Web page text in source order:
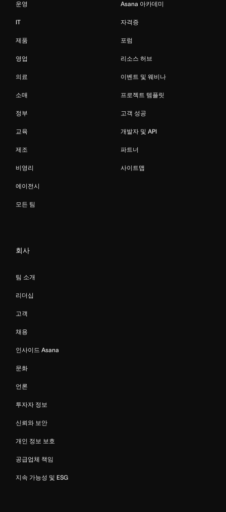
운영
IT
제품
영업
의료
소매
정부
교육
제조
비영리
에이전시
모든 팀
Asana 아카데미
자격증
포럼
리소스 허브
이벤트 및 웨비나
프로젝트 템플릿
고객 성공
개발자 및 API
파트너
사이트맵
회사
팀 소개
리더십
고객
채용
인사이드 Asana
문화
언론
투자자 정보
신뢰와 보안
개인 정보 보호
공급업체 책임
지속 가능성 및 ESG